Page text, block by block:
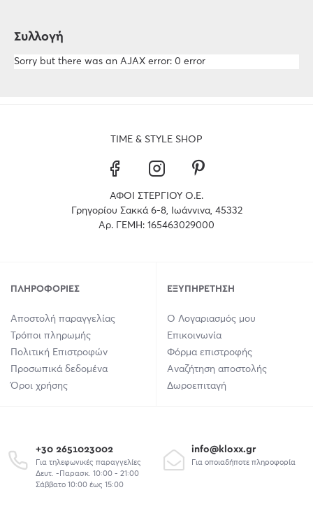
Συλλογή
Sorry but there was an AJAX error: 0 error
TIME & STYLE SHOP
ΑΦΟΙ ΣΤΕΡΓΙΟΥ Ο.Ε.
Γρηγορίου Σακκά 6-8, Ιωάννινα, 45332
Αρ. ΓΕΜΗ: 165463029000
ΠΛΗΡΟΦΟΡΊΕΣ
Αποστολή παραγγελίας
Τρόποι πληρωμής
Πολιτική Επιστροφών
Προσωπικά δεδομένα
Όροι χρήσης
ΕΞΥΠΗΡΈΤΗΣΗ
Ο Λογαριασμός μου
Επικοινωνία
Φόρμα επιστροφής
Αναζήτηση αποστολής
Δωροεπιταγή
+30 2651023002
Για τηλεφωνικές παραγγελίες
Δευτ. -Παρασκ. 10:00 - 21:00
Σάββατο 10:00 έως 15:00
info@kloxx.gr
Για οποιαδήποτε πληροφορία